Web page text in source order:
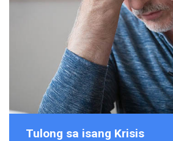
Tulong sa isang Krisis